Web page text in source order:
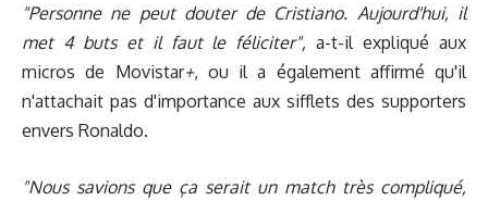
"Personne ne peut douter de Cristiano. Aujourd'hui, il
met 4 buts et il faut le féliciter",a-t-il expliqué aux
micros de Movistar+, ou il a également affirmé qu'il
n'attachait pas d'importance aux sifflets des supporters
envers Ronaldo.
"Nous savions que ça serait un match très compliqué,